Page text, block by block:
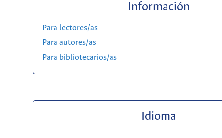
Información
Para lectores/as
Para autores/as
Para bibliotecarios/as
Idioma